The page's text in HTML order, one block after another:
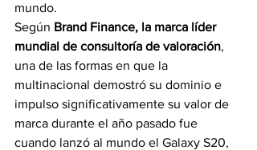
mundo.
Según Brand Finance, la marca líder
mundial de consultoría de valoración,
una de las formas en que la
multinacional demostró su dominio e
impulso significativamente su valor de
marca durante el año pasado fue
cuando lanzó al mundo el Galaxy S20,